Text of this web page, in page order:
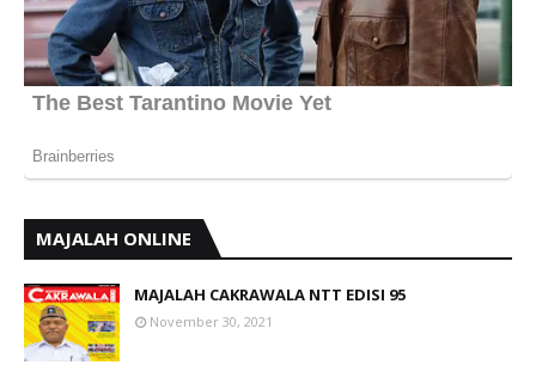
MAJALAH ONLINE
MAJALAH CAKRAWALA NTT EDISI 95
November 30, 2021